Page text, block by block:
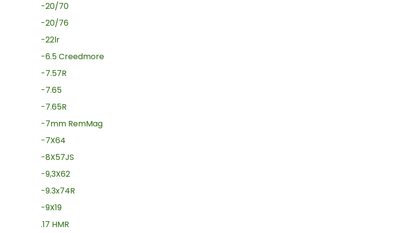
-20/70
-20/76
-22lr
-6.5 Creedmore
-7.57R
-7.65
-7.65R
-7mm RemMag
-7X64
-8X57JS
-9,3X62
-9.3x74R
-9X19
.17 HMR